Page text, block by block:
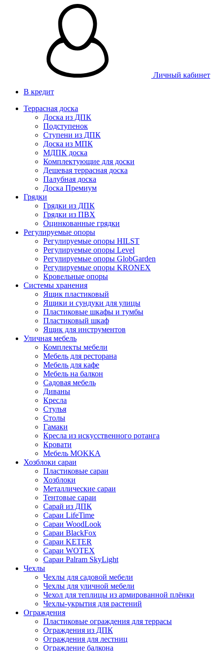
Личный кабинет
В кредит
Террасная доска
Доска из ДПК
Подступенок
Ступени из ДПК
Доска из МПК
МДПК доска
Комплектующие для доски
Дешевая террасная доска
Палубная доска
Доска Премиум
Грядки
Грядки из ДПК
Грядки из ПВХ
Оцинкованные грядки
Регулируемые опоры
Регулируемые опоры HILST
Регулируемые опоры Level
Регулируемые опоры GlobGarden
Регулируемые опоры KRONEX
Кровельные опоры
Системы хранения
Ящик пластиковый
Ящики и сундуки для улицы
Пластиковые шкафы и тумбы
Пластиковый шкаф
Ящик для инструментов
Уличная мебель
Комплекты мебели
Мебель для ресторана
Мебель для кафе
Мебель на балкон
Садовая мебель
Диваны
Кресла
Стулья
Столы
Гамаки
Кресла из искусственного ротанга
Кровати
Мебель MOKKA
Хозблоки сараи
Пластиковые сараи
Хозблоки
Металлические сараи
Тентовые сараи
Сарай из ДПК
Cараи LifeTime
Cараи WoodLook
Сараи BlackFox
Сараи KETER
Сараи WOTEX
Сараи Palram SkyLight
Чехлы
Чехлы для садовой мебели
Чехлы для уличной мебели
Чехол для теплицы из армированной плёнки
Чехлы-укрытия для растений
Ограждения
Пластиковые ограждения для террасы
Ограждения из ДПК
Ограждения для лестниц
Ограждение балкона